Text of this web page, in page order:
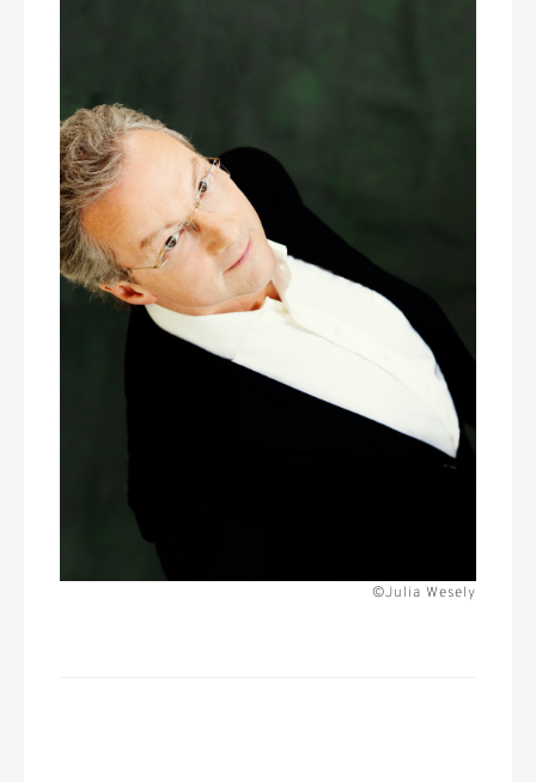
©Julia Wesely